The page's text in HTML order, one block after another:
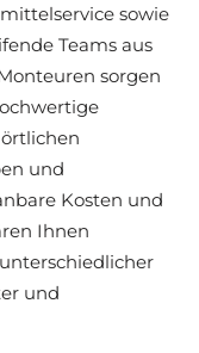
sowie
Teams aus
sorgen
und
Kosten und
Ihnen
und